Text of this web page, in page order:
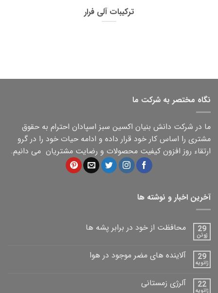
ترکیبات آلی فرار
نگاه مختصر به شرکت ما
ما در شرکت دانش بنیان اکسین سبز اسپادان احترام به حقوق
مشتری را اساس کار خود قرار داده و ادامه حیات خود را در گرو
ارتقاء روز افزون کیفیت محصولات و رضایت مشتریان می دانیم.
آخرین اخبار و نوشته ها
29
ژوئن
محافظت از خود در برابر پشه ها
29
ژانویه
آلاینده های مضر موجود در هوا
22
ژانویه
آلرژی زمستانی